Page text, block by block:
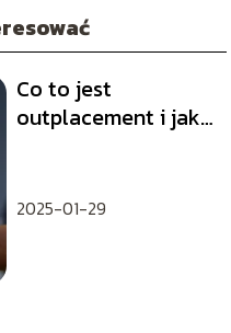
Co to jest
outplacement i jak
2025-01-29